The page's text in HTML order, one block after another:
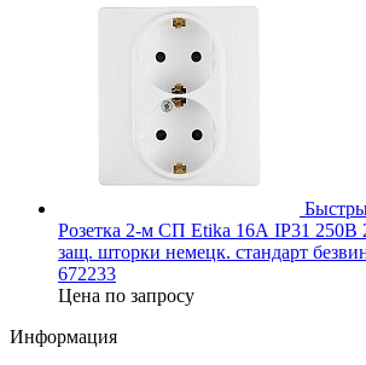
Розетка 2-м СП Etika 16А IP31 250В
защ. шторки немецк. стандарт
672233
Цена по запросу
Информация